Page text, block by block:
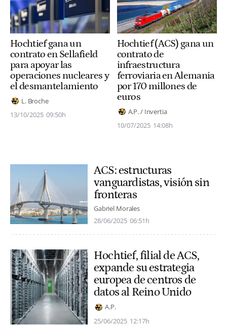
Hochtief gana un
contrato en Sellafield
para apoyar las
operaciones nucleares y
el desmantelamiento
L. Broche
13/10/2025 09:50h
Hochtief (ACS) gana un
contrato de
infraestructura
ferroviaria en Alemania
por 170 millones de
euros
A.P. / Invertia
10/07/2025 14:08h
ACS: estructuras
vanguardistas, visión sin
fronteras
Gabriel Morales
28/06/2025 06:51h
Hochtief, filial de ACS,
expande su estrategia
europea de centros de
datos al Reino Unido
A.P.
25/06/2025 12:17h